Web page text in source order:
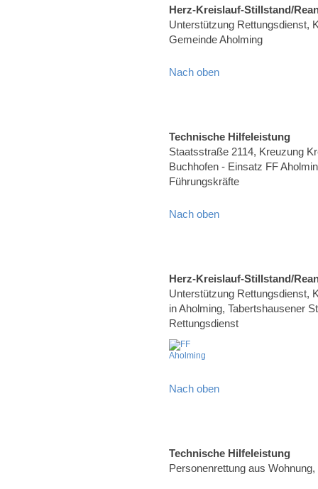
Herz-Kreislauf-Stillstand/
Unterstützung Rettungsdienst,
Gemeinde Aholming
Nach oben
Technische Hilfeleistung
Staatsstraße 2114, Kreuzung
Buchhofen - Einsatz FF
Führungskräfte
Nach oben
Herz-Kreislauf-Stillstand/
Unterstützung Rettungsdienst,
in Aholming, Tabertshausener
Rettungsdienst
Nach oben
Technische Hilfeleistung
Personenrettung aus